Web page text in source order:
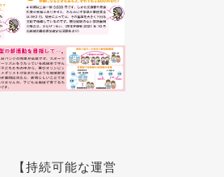
【持続可能な運営